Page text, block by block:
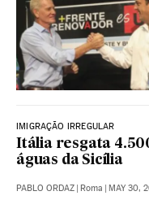
IMIGRAÇÃO IRREGULAR
Itália resgata
águas da Sicília
PABLO ORDAZ | Roma | MAY 30,